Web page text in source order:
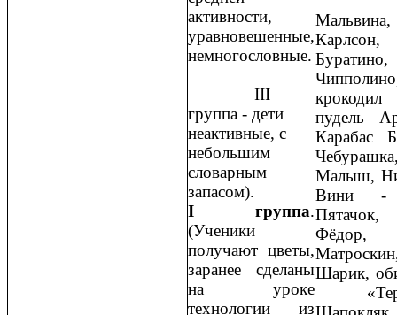
активности,
уравновешенные,
немногословные.
III
группа - дети
неактивные, с
небольшим
словарным
запасом).
I группа.
(Ученики
получают цветы,
заранее сделаны
на уроке
технологии из
Мальвина,
Карлсон,
Буратино,
пудель
Карабас
Малыш,
Вини -
Шарик,